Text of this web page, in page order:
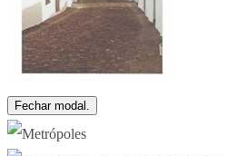
Fechar modal.